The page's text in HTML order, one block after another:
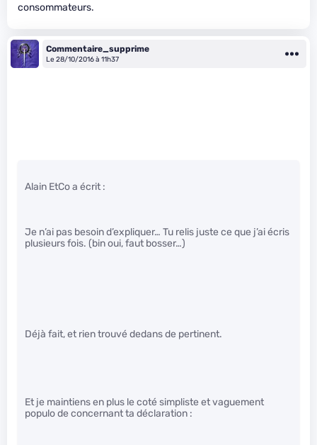
consommateurs.
Commentaire_supprime
Le 28/10/2016 à 11h37
Alain EtCo a écrit :
Je n’ai pas besoin d’expliquer… Tu relis juste ce que j’ai écris
plusieurs fois. (bin oui, faut bosser…)
Déjà fait, et rien trouvé dedans de pertinent.
Et je maintiens en plus le coté simpliste et vaguement
populo de concernant ta déclaration :